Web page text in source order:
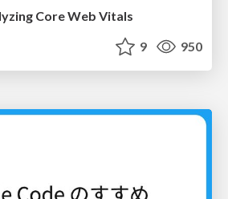
Core Web Vitals
9 950